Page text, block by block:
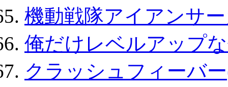
機動戦隊アイアンサ
俺だけレベルアップ
クラッシュフィーバ